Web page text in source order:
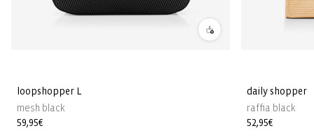
loopshopper L
mesh black
Precio
59,95€
daily shopper
raffia black
Precio
52,95€